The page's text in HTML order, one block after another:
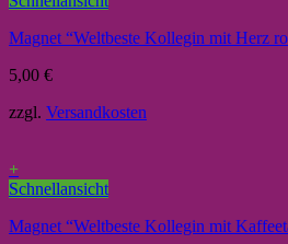
Magnet “Weltbeste Kollegin mit Herz
5,00 €
zzgl. Versandkosten
+
Schnellansicht
Magnet “Weltbeste Kollegin mit